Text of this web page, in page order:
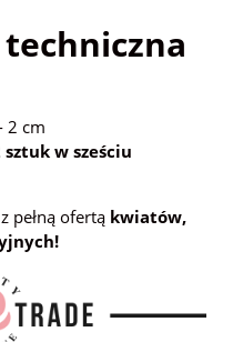
2 cm
w sześciu
pełną ofertą kwiatów,